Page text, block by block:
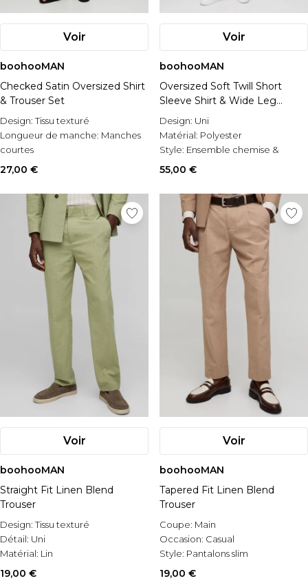
Voir
boohooMAN
Checked Satin Oversized Shirt
& Trouser Set
Design:Tissu texturé
Longueur de manche: Manches
courtes
Occasion:
27,00 €
Voir
boohooMAN
Oversized Soft Twill Short
Sleeve Shirt & Wide Leg
Trouser Set
Design: Uni
Matérial: Polyester
Style: Ensemble chemise &
pantalons
55,00 €
Voir
boohooMAN
Straight Fit Linen Blend
Trouser
Design:Tissu texturé
Détail: Uni
Matérial: Lin
19,00 €
Voir
boohooMAN
Tapered Fit Linen Blend
Trouser
Coupe: Main
Occasion: Casual
Style: Pantalons slim
19,00 €